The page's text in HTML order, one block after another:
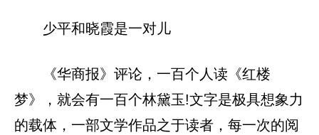
少平和晓霞是一对儿
《华商报》评论，一百个人读《红楼
梦》，就会有一百个林黛玉!文字是极具想象力
的载体，一部文学作品之于读者，每一次的阅